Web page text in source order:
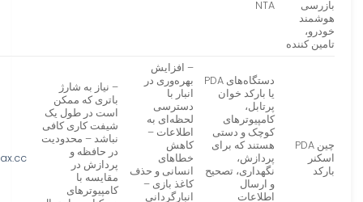
بازرسی
هوشمند
خودرو،
تامین کننده
NTA
چین PDA
اسکنر
بارکد
دستگاه‌های PDA
یا بارکد خوان
پرتابل،
کامپیوترهای
کوچک و دستی
هستند که برای
پردازش،
نگهداری، تصحیح
و ارسال
اطلاعات
– افزایش
بهره‌وری در
انبار با
دسترسی
لحظه‌ای به
اطلاعات –
کاهش
خطاهای
انسانی و حذف
کاغذ بازی –
انبارگردانی
– نیاز به شارژ
باتری که ممکن
است در طول یک
شیفت کاری کافی
نباشد – محدودیت
در حافظه و
پردازش در
مقایسه با
کامپیوترهای